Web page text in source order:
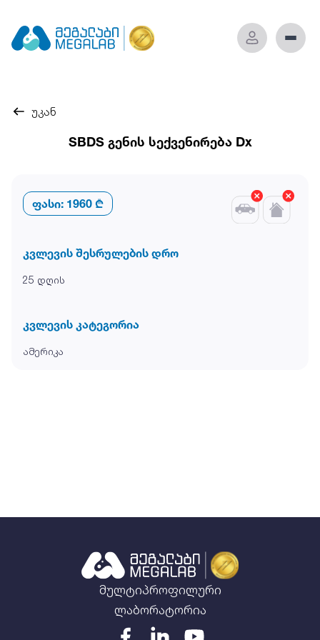
უკან
SBDS გენის სექვენირება Dx
ფასი: 1960 ₾
კვლევის შესრულების დრო
25 დღის
კვლევის კატეგორია
ამერიკა
მულტიპროფილური
ლაბორატორია